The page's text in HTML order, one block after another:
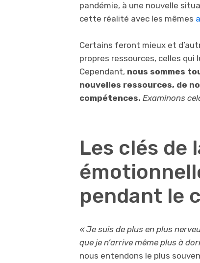
pandémie, à une nouvelle
cette réalité avec les mêmes
Certains feront mieux et
propres ressources, celles qui
Cependant, nous sommes
nouvelles ressources, de
compétences. Examinons
Les clés de
pendant le
« Je suis de plus en plus
que je n’arrive même plus à
nous entendons le plus